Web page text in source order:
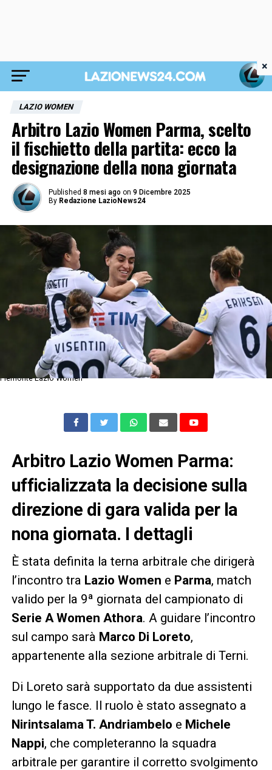
LAZIO WOMEN
Arbitro Lazio Women Parma, scelto
il fischietto della partita: ecco la
designazione della nona giornata
Published 8 mesi ago on 9 Dicembre 2025
By Redazione LazioNews24
Piemonte Lazio Women
Arbitro Lazio Women Parma:
ufficializzata la decisione sulla
direzione di gara valida per la
nona giornata. I dettagli
È stata definita la terna arbitrale che dirigerà
l’incontro tra Lazio Women e Parma, match
valido per la 9ª giornata del campionato di
Serie A Women Athora. A guidare l’incontro
sul campo sarà Marco Di Loreto,
appartenente alla sezione arbitrale di Terni.
Di Loreto sarà supportato da due assistenti
lungo le fasce. Il ruolo è stato assegnato a
Nirintsalama T. Andriambelo e Michele
Nappi, che completeranno la squadra
arbitrale per garantire il corretto svolgimento
×